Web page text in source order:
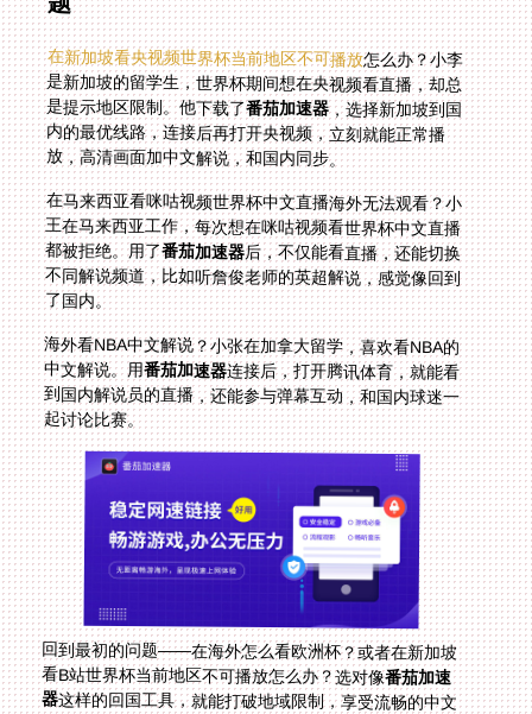
在新加坡看央视频世界杯当前地区不可播放怎么办？小李
是新加坡的留学生，世界杯期间想在央视频看直播，却总
是提示地区限制。他下载了番茄加速器，选择新加坡到国
内的最优线路，连接后再打开央视频，立刻就能正常播
放，高清画面加中文解说，和国内同步。
在马来西亚看咪咕视频世界杯中文直播海外无法观看？小
王在马来西亚工作，每次想在咪咕视频看世界杯中文直播
都被拒绝。用了番茄加速器后，不仅能看直播，还能切换
不同解说频道，比如听詹俊老师的英超解说，感觉像回到
了国内。
海外看NBA中文解说？小张在加拿大留学，喜欢看NBA的
中文解说。用番茄加速器连接后，打开腾讯体育，就能看
到国内解说员的直播，还能参与弹幕互动，和国内球迷一
起讨论比赛。
回到最初的问题——在海外怎么看欧洲杯？或者在新加坡
看B站世界杯当前地区不可播放怎么办？选对像番茄加速
器这样的回国工具，就能打破地域限制，享受流畅的中文
体育直播。不管是NBA、欧洲杯，还是即将到来的2026
美加墨世界杯，只要有它，海外党就能随时和国内的体育